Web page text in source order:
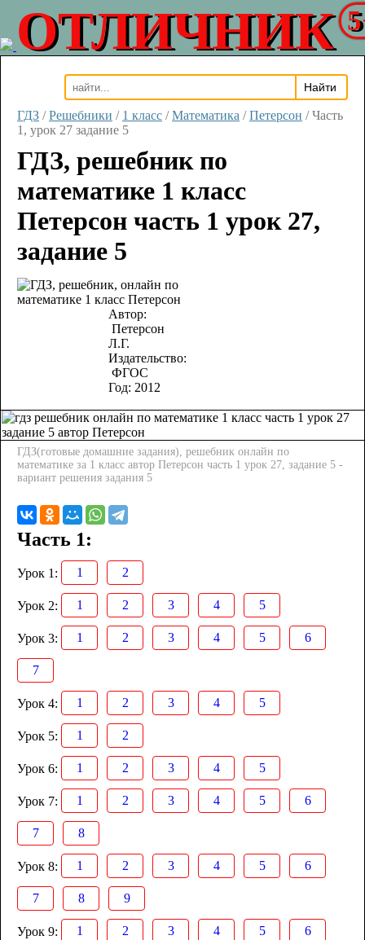
ОТЛИЧНИК
ГДЗ / Решебники / 1 класс / Математика / Петерсон / Часть
1, урок 27 задание 5
ГДЗ, решебник по
математике 1 класс
Петерсон часть 1 урок 27,
задание 5
Автор:
Петерсон
Л.Г.
Издательство:
ФГОС
Год: 2012
ГДЗ(готовые домашние задания), решебник онлайн по
математике за 1 класс автор Петерсон часть 1 урок 27, задание 5 -
вариант решения задания 5
Часть 1:
Урок 1: 1 2
Урок 2: 1 2 3 4 5
Урок 3: 1 2 3 4 5 6
7
Урок 4: 1 2 3 4 5
Урок 5: 1 2
Урок 6: 1 2 3 4 5
Урок 7: 1 2 3 4 5 6
7 8
Урок 8: 1 2 3 4 5 6
7 8 9
Урок 9: 1 2 3 4 5 6